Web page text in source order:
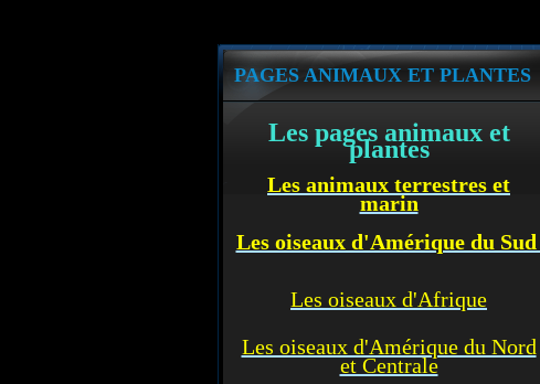
PAGES ANIMAUX ET PLANTES
Les pages animaux et
plantes
Les animaux terrestres et
marin
Les oiseaux d'Amérique du Sud
Les oiseaux d'Afrique
Les oiseaux d'Amérique du Nord
et Centrale